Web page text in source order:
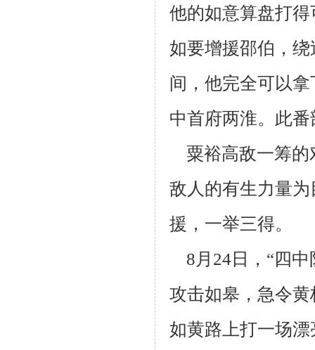
他的如意算盘打得
如要增援邵伯，
间，他完全可以
中首府两淮。此
粟裕高敌一筹的
敌人的有生力量
援，一举三得。
8月24日，“四中
攻击如皋，急令
如黄路上打一场漂